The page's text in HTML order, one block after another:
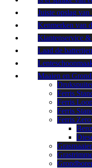
Juiste opslag
Kenmerken van
Klantenservice &
Laad de
Maaien en
Ferris
Ferris
Ferris
Ferris